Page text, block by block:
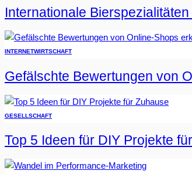
Internationale
INTERNETWIRTSCHAFT
Gefälschte Bewertungen von
GESELLSCHAFT
Top 5 Ideen für DIY Projekte